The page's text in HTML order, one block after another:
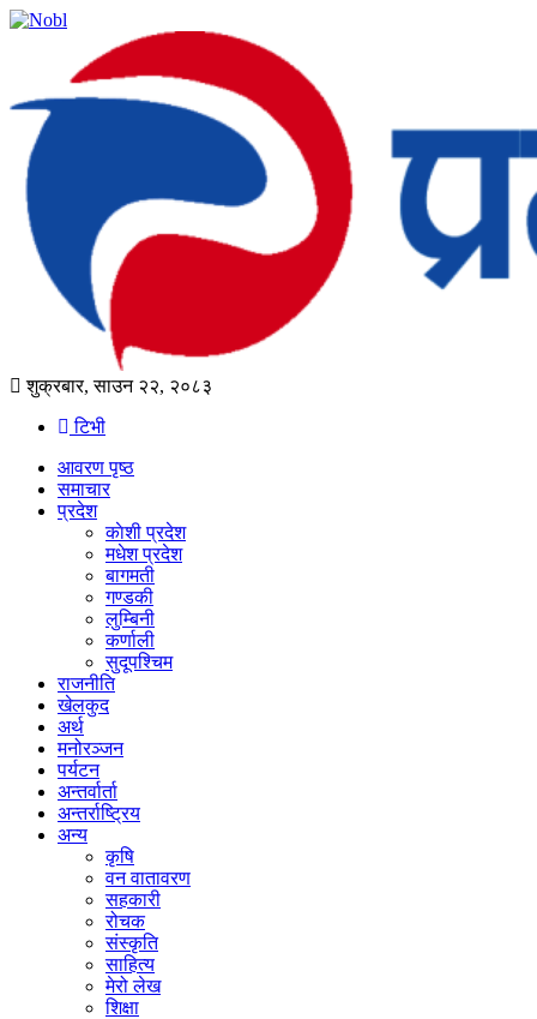
शुक्रबार, साउन २२, २०८३
टिभी
आवरण पृष्‍ठ
समाचार
प्रदेश
काेशी प्रदेश
मधेश प्रदेश
बागमती
गण्डकी
लुम्बिनी
कर्णाली
सुदूपश्‍चिम
राजनीति
खेलकुद
अर्थ
मनोरञ्‍जन
पर्यटन
अन्तर्वार्ता
अन्तर्राष्‍ट्रिय
अन्य
कृषि
वन वातावरण
सहकारी
रोचक
संस्कृति
साहित्य
मेरो लेख
शिक्षा